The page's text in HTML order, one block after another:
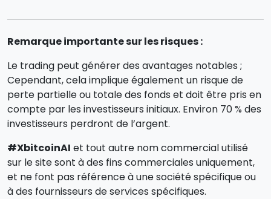
Remarque importante sur les risques :
Le trading peut générer des avantages notables ;
Cependant, cela implique également un risque de
perte partielle ou totale des fonds et doit être pris en
compte par les investisseurs initiaux. Environ 70 % des
investisseurs perdront de l’argent.
#XbitcoinAI et tout autre nom commercial utilisé
sur le site sont à des fins commerciales uniquement,
et ne font pas référence à une société spécifique ou
à des fournisseurs de services spécifiques.